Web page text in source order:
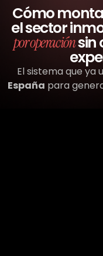
Cómo
el sector
por operaciónsin
El sistema que ya
España para